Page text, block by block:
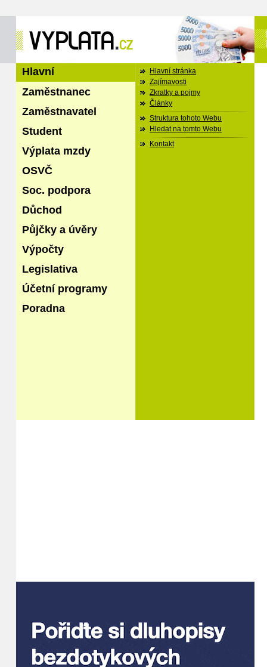
Hlavní
Zaměstnanec
Zaměstnavatel
Student
Výplata mzdy
OSVČ
Soc. podpora
Důchod
Půjčky a úvěry
Výpočty
Legislativa
Účetní programy
Poradna
Hlavní stránka
Zajímavosti
Zkratky a pojmy
Články
Struktura tohoto Webu
Hledat na tomto Webu
Kontakt